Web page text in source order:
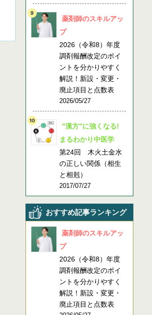
薬剤師のスキルアッ
プ
2026（令和8）年度
調剤報酬改定のポイ
ントを分かりやすく
解説！新設・変更・
廃止項目と点数表
2026/05/27
”漢方”に強くなる!
まるわかり中医学
第24回 木火土金水
の正しい関係（相生
と相剋）
2017/07/27
おすすめ記事ランキング
薬剤師のスキルアッ
プ
2026（令和8）年度
調剤報酬改定のポイ
ントを分かりやすく
解説！新設・変更・
廃止項目と点数表